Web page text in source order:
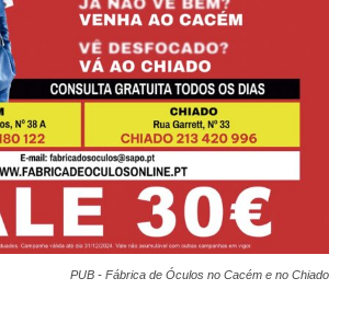
PUB - Fábrica de Óculos no Cacém e no Chiado